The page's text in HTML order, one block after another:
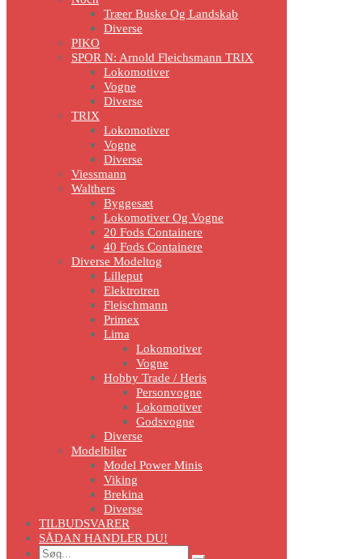
Træer Buske Og Landskab
Diverse
PIKO
SPOR N: Arnold Fleichsmann TRIX
Lokomotiver
Vogne
Diverse
TRIX
Lokomotiver
Vogne
Diverse
Viessmann
Walthers
Byggesæt
Lokomotiver Og Vogne
20 Fods Containere
40 Fods Containere
Diverse Modeltog
Lilleput
Elektrotren
Fleischmann
Primex
Lima
Lokomotiver
Vogne
Hobby Trade / Heris
Personvogne
Lokomotiver
Godsvogne
Diverse
Modelbiler
Model Power Minis
Viking
Brekina
Diverse
TILBUDSVARER
SÅDAN HANDLER DU!
Search